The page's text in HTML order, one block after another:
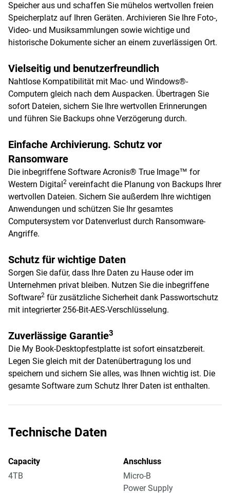
Speicher aus und schaffen Sie mühelos wertvollen freien
Speicherplatz auf Ihren Geräten. Archivieren Sie Ihre Foto-,
Video- und Musiksammlungen sowie wichtige und
historische Dokumente sicher an einem zuverlässigen Ort.
Vielseitig und benutzerfreundlich
Nahtlose Kompatibilität mit Mac- und Windows®-
Computern gleich nach dem Auspacken. Übertragen Sie
sofort Dateien, sichern Sie Ihre wertvollen Erinnerungen
und führen Sie Backups ohne Verzögerung durch.
Einfache Archivierung. Schutz vor
Ransomware
Die inbegriffene Software Acronis® True Image™ for
Western Digital2 vereinfacht die Planung von Backups Ihrer
wertvollen Dateien. Sichern Sie außerdem Ihre wichtigen
Anwendungen und schützen Sie Ihr gesamtes
Computersystem vor Datenverlust durch Ransomware-
Angriffe.
Schutz für wichtige Daten
Sorgen Sie dafür, dass Ihre Daten zu Hause oder im
Unternehmen privat bleiben. Nutzen Sie die inbegriffene
Software2 für zusätzliche Sicherheit dank Passwortschutz
mit integrierter 256-Bit-AES-Verschlüsselung.
Zuverlässige Garantie3
Die My Book-Desktopfestplatte ist sofort einsatzbereit.
Legen Sie gleich mit der Datenübertragung los und
speichern und sichern Sie alles, was Ihnen wichtig ist. Die
gesamte Software zum Schutz Ihrer Daten ist enthalten.
Technische Daten
Capacity
4TB
Anschluss
Micro-B
Power Supply